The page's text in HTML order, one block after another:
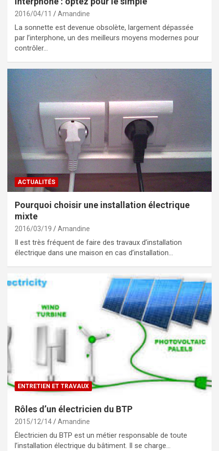
2016/04/11 Amandine
La sonnette est devenue obsolète, largement dépassée
par l’interphone, un des meilleurs moyens modernes pour
contrôler…
ACTUALITÉS
Pourquoi choisir une installation électrique
mixte
2016/03/19 Amandine
Il est très fréquent de faire des travaux d’installation
électrique dans une maison en cas d’installation…
ENTRETIEN ET TRAVAUX
Rôles d’un électricien du BTP
2015/12/14 Amandine
Électricien du BTP est un métier responsable de toute
l’installation électrique du bâtiment. Il se charge…